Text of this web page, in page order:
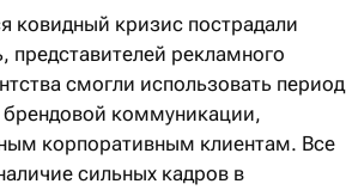
ковидный кризис пострадали
рекламного
смогли использовать период
брендовой коммуникации,
корпоративным клиентам. Все
сильных кадров в